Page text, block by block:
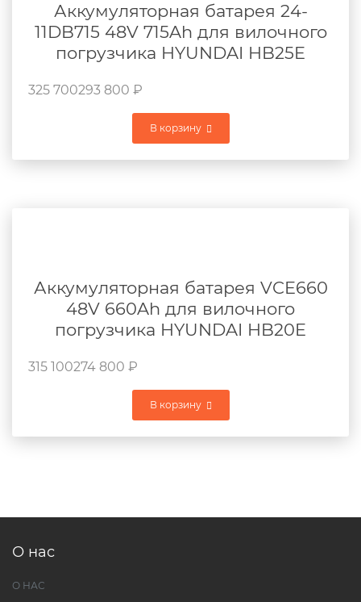
Аккумуляторная батарея 24-
11DB715 48V 715Ah для вилочного
погрузчика HYUNDAI HB25E
325 700293 800 ₽
В корзину
Аккумуляторная батарея VCE660
48V 660Ah для вилочного
погрузчика HYUNDAI HB20E
315 100274 800 ₽
В корзину
О нас
О НАС